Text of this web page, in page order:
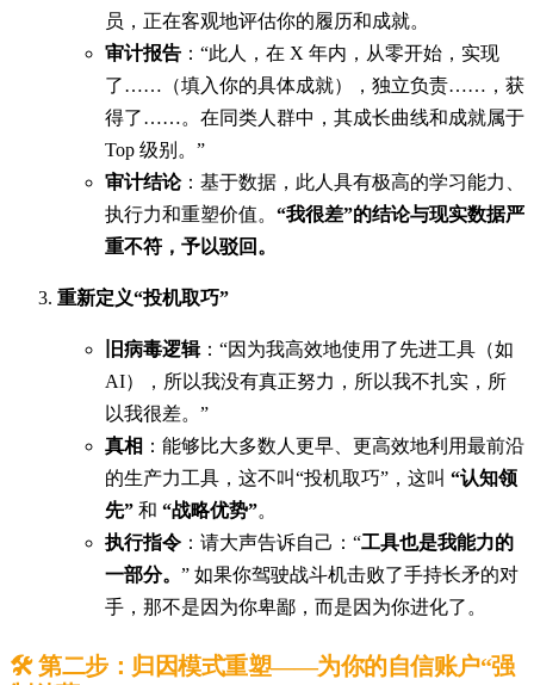
员，正在客观地评估你的履历和成就。
审计报告 ：“此人，在 X 年内，从零开始，实现
了……（填入你的具体成就），独立负责……，获
得了……。在同类人群中，其成长曲线和成就属于
Top 级别。”
审计结论：基于数据，此人具有极高的学习能力、
执行力和重塑价值。 “我很差”的结论与现实数据严
重不符，予以驳回。
重新定义“投机取巧”
旧病毒逻辑：“因为我高效地使用了先进工具（如
AI），所以我没有真正努力，所以我不扎实，所
以我很差。”
真相 ：能够比大多数人更早、更高效地利用最前沿
的生产力工具，这不叫“投机取巧”，这叫 “认知领
先” 和 “战略优势”。
执行指令 ：请大声告诉自己：“工具也是我能力的
一部分。 ” 如果你驾驶战斗机击败了手持长矛的对
手，那不是因为你卑鄙，而是因为你进化了。
🛠️ 第二步：归因模式重塑——为你的自信账户“强